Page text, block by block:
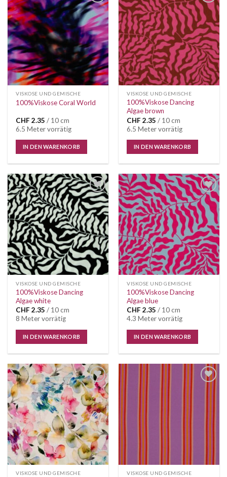
VISKOSE UND GEMISCHE
100%Viskose Coral World
CHF 2.35 / 10 cm
6.5 Meter vorrätig
IN DEN WARENKORB
VISKOSE UND GEMISCHE
100%Viskose Dancing
Algae brown
CHF 2.35 / 10 cm
6.5 Meter vorrätig
IN DEN WARENKORB
VISKOSE UND GEMISCHE
100%Viskose Dancing
Algae white
CHF 2.35 / 10 cm
8 Meter vorrätig
IN DEN WARENKORB
VISKOSE UND GEMISCHE
100%Viskose Dancing
Algae blue
CHF 2.35 / 10 cm
4.3 Meter vorrätig
IN DEN WARENKORB
VISKOSE UND GEMISCHE VISKOSE UND GEMISCHE